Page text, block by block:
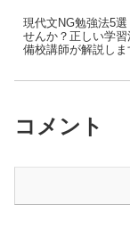
現代文NG勉強法5
せんか？正しい学
備校講師が解説しま
コメント